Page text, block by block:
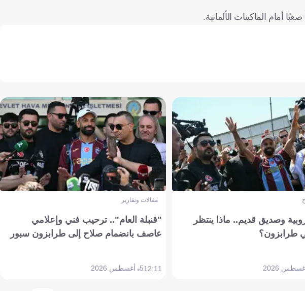
أمام الماكينات الألمانية.
وصديق قديم.. ماذا ينتظر
طرابزون؟
مقالات وتقارير
"قنبلة العام".. ترحيب فني وإعلامي
عاصف بانضمام صلاح إلى طرابزون سبور
12:115 أغسطس 2026